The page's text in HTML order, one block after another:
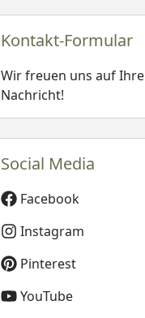
Kontakt-Formular
Wir freuen uns auf Ihre
Nachricht!
Social Media
Facebook
Instagram
Pinterest
YouTube